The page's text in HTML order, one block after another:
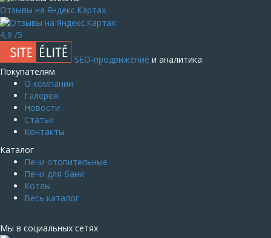
Отзывы на Яндекс.Картах
4,9 /5
SEO-продвижение и аналитика
Покупателям
О компании
Галерея
Новости
Статьи
Контакты
Каталог
Печи отопительные
Печи для бани
Котлы
Весь каталог
Мы в социальных сетях